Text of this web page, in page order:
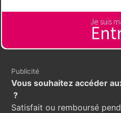
Je suis
Publicité
Vous souhaitez accéder
?
Satisfait ou remboursé